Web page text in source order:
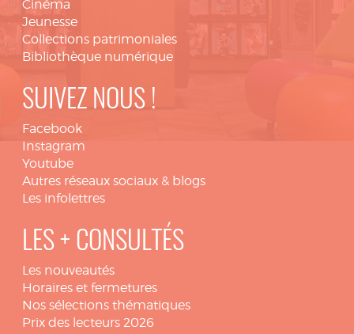
Cinéma
Jeunesse
Collections patrimoniales
Bibliothèque numérique
SUIVEZ NOUS !
Facebook
Instagram
Youtube
Autres réseaux sociaux & blogs
Les infolettres
LES + CONSULTÉS
Les nouveautés
Horaires et fermetures
Nos sélections thématiques
Prix des lecteurs 2026